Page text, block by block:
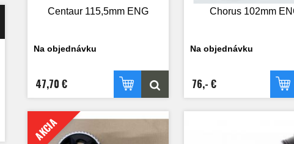
Centaur 115,5mm ENG
Na objednávku
47,70 €
Chorus 102mm
Na objednávku
76,- €
AKCIA